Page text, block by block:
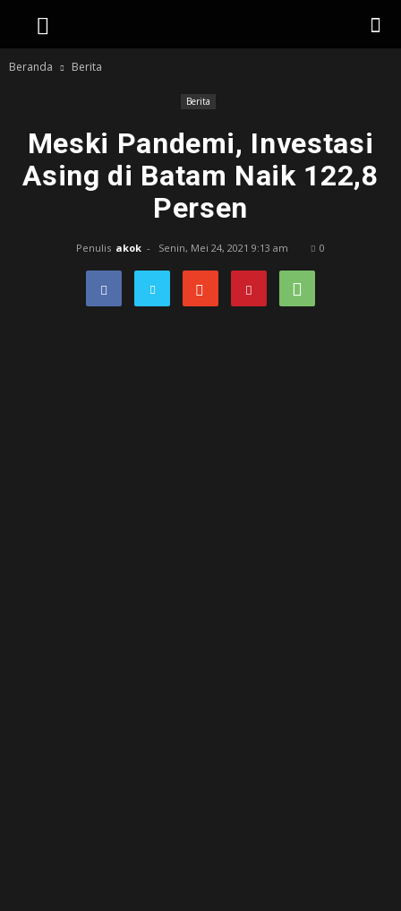
Beranda Berita
Berita
Meski Pandemi, Investasi
Asing di Batam Naik 122,8
Persen
Penulis akok - Senin, Mei 24, 2021 9:13 am 0